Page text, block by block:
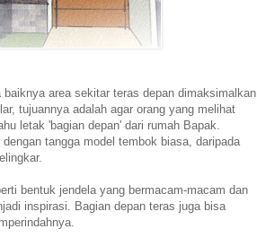
area sekitar teras depan dimaksimalkan
tujuannya adalah agar orang yang melihat
letak 'bagian depan' dari rumah Bapak.
tangga model tembok biasa, daripada
bentuk jendela yang bermacam-macam dan
inspirasi. Bagian depan teras juga bisa